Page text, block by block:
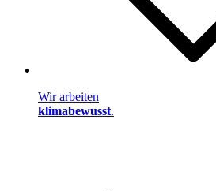
Wir arbeiten
klimabewusst.